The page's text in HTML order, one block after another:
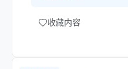
收藏内容